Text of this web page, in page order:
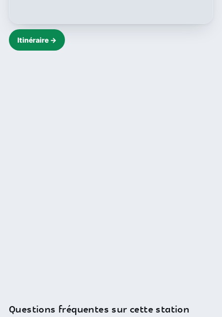
Itinéraire →
Questions fréquentes sur cette station